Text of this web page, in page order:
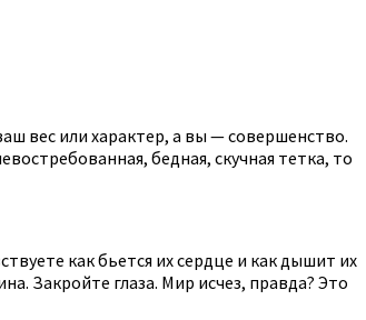
вес или характер, а вы — совершенство.
бедная, скучная тетка, то
как бьется их сердце и как дышит их
Закройте глаза. Мир исчез, правда? Это